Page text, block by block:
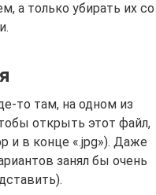
а только убирать их со
то там, на одном из
открыть этот файл,
и в конце «.jpg»). Даже
занял бы очень